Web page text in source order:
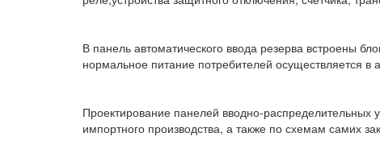
В панель автоматического ввода резерва встроены
нормальное питание потребителей осуществляется в
Проектирование панелей вводно-распределительных
импортного производства, а также по схемам самих